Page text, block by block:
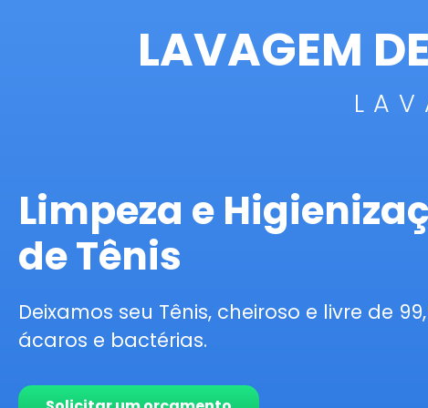
LAVAGEM
Limpeza e
de Tênis
Deixamos seu Tênis, cheiroso e livre de
ácaros e bactérias.